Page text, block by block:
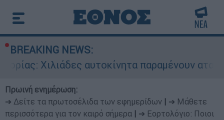
BREAKING NEWS:
αυτοκίνητα παραμένουν αταξινόμητα -
Πρωινή ενημέρωση:
➔ Δείτε τα πρωτοσέλιδα των εφημερίδων
➔ Μάθετε
περισσότερα για τον καιρό σήμερα
➔ Εορτολόγιο: Ποιοι